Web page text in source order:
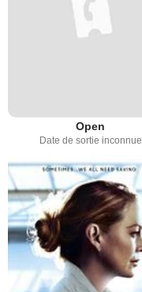
Open
Date de sortie inconnue